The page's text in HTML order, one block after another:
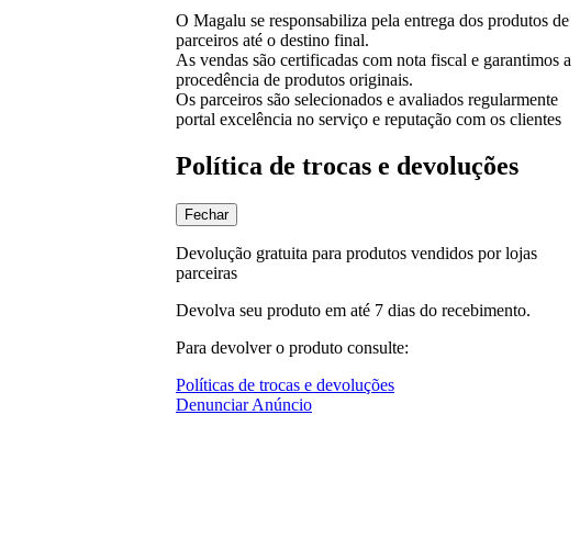
O Magalu se responsabiliza pela entrega dos produtos de
parceiros até o destino final.
As vendas são certificadas com nota fiscal e garantimos a
procedência de produtos originais.
Os parceiros são selecionados e avaliados regularmente
portal excelência no serviço e reputação com os clientes
Política de trocas e devoluções
Fechar
Devolução gratuita para produtos vendidos por lojas
parceiras
Devolva seu produto em até 7 dias do recebimento.
Para devolver o produto consulte:
Políticas de trocas e devoluções
Denunciar Anúncio